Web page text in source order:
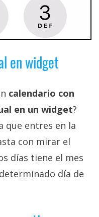
en widget
calendario con
en un widget?
que entres en la
con mirar el
días tiene el mes
día de